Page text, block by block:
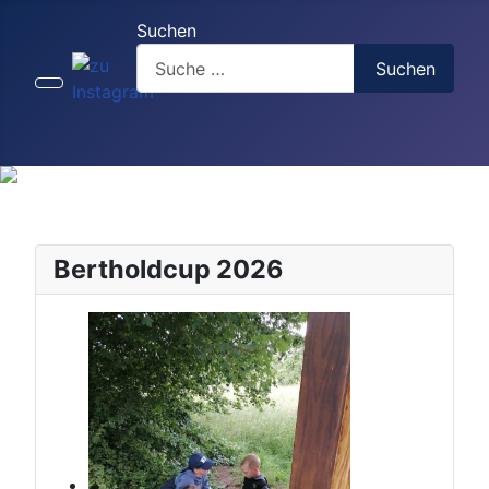
Suchen
Suchen
Bertholdcup 2026